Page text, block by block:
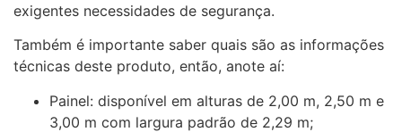
exigentes necessidades de segurança.
Também é importante saber quais são as informações
técnicas deste produto, então, anote aí:
Painel: disponível em alturas de 2,00 m, 2,50 m e
3,00 m com largura padrão de 2,29 m;